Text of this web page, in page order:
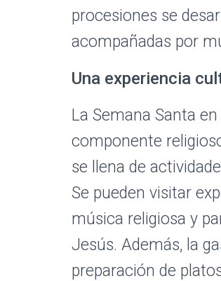
procesiones se
acompañadas por
Una experiencia
La Semana Santa
componente
se llena de
Se pueden visitar
música religiosa y
Jesús. Además, la
preparación de